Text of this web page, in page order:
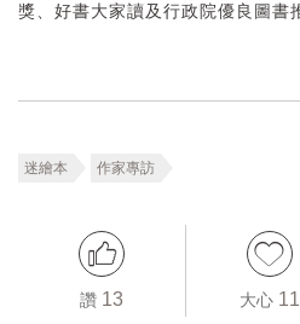
獎、好書大家讀及行政院優良圖書
迷繪本 作家專訪
讚 13 大心 11